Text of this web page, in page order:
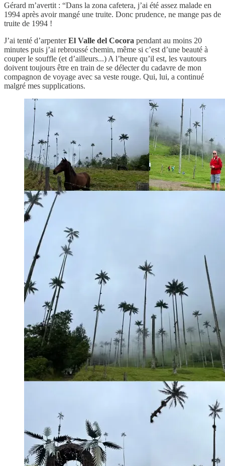
Gérard m’avertit : “Dans la zona cafetera, j’ai été assez malade en
1994 après avoir mangé une truite. Donc prudence, ne mange pas de
truite de 1994 !
J’ai tenté d’arpenterEl Valle del Cocora pendant au moins 20
minutes puis j’ai rebroussé chemin, même si c’est d’une beauté à
couper le souffle (et d’ailleurs...) A l’heure qu’il est, les vautours
doivent toujours être en train de se délecter du cadavre de mon
compagnon de voyage avec sa veste rouge. Qui, lui, a continué
malgré mes supplications.